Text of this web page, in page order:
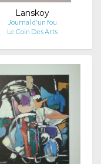
Lanskoy
Journal d'un fou
Le Coin Des Arts